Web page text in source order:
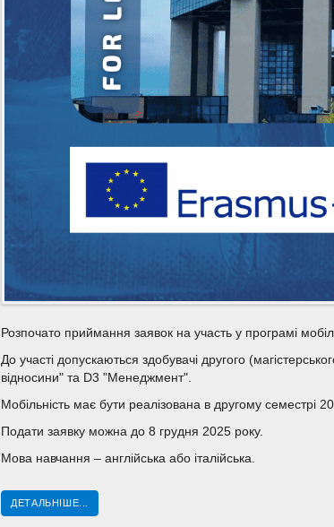
Розпочато приймання заявок на участь у програмі
До участі допускаються здобувачі другого
відносини" та D3 "Менеджмент".
Мобільність має бути реалізована в другому семестрі
Подати заявку можна до 8 грудня 2025 року.
Мова навчання – англійська або італійська.
ДЕТАЛЬНІШЕ...